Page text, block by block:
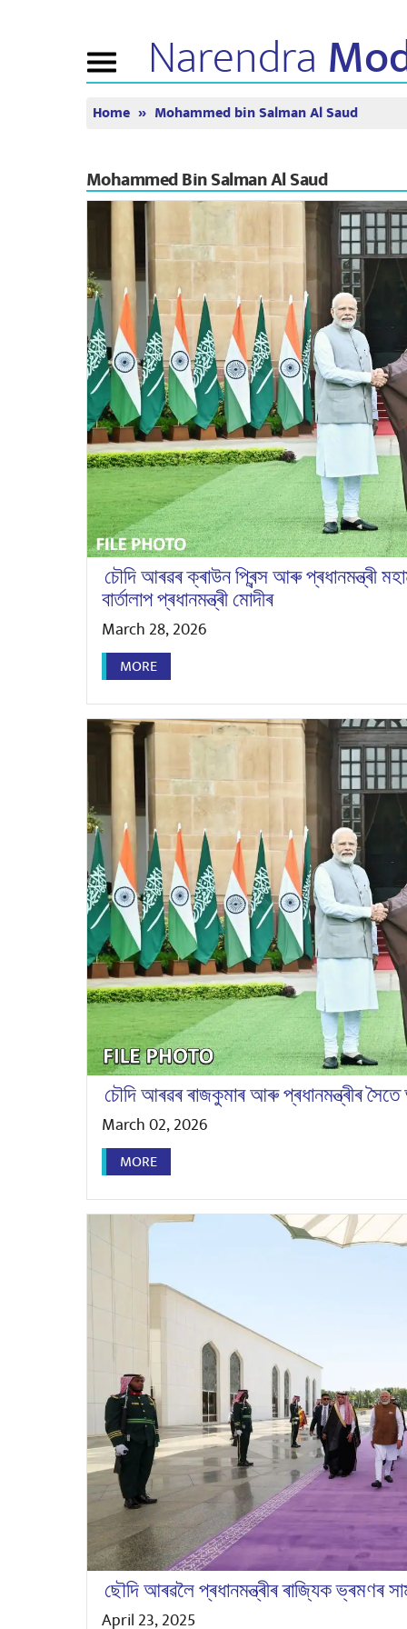
Toggle
navigationNarendra
বিজেপি সংযোগ
জনতাৰ কৰ্ণাৰ
টাইমলাইন
মিডিয়াত প্ৰকাশিত
সংবাদপত্ৰিকা
প্ৰতিফলন
চাওঁক
Home Mohammed bin Salman Al Saud
Mohammed Bin Salman Al Saud
চৌদি আৰৱৰ ক্ৰাউন প্ৰিন্স আৰু প্ৰধানমন্ত্ৰী
বাৰ্তালাপ প্ৰধানমন্ত্ৰী মোদীৰ
March 28, 2026
MORE
চৌদি আৰৱৰ ৰাজকুমাৰ আৰু প্ৰধানমন্ত্ৰীৰ সৈতে
March 02, 2026
MORE
ছৌদি আৰৱলৈ প্ৰধানমন্ত্ৰীৰ ৰাজ্যিক ভ্ৰমণৰ
April 23, 2025